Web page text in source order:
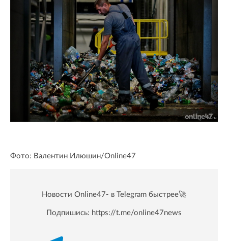
Фото: Валентин Илюшин/Online47
Новости Online47- в Telegram быстрее🚀
Подпишись: https://t.me/online47news